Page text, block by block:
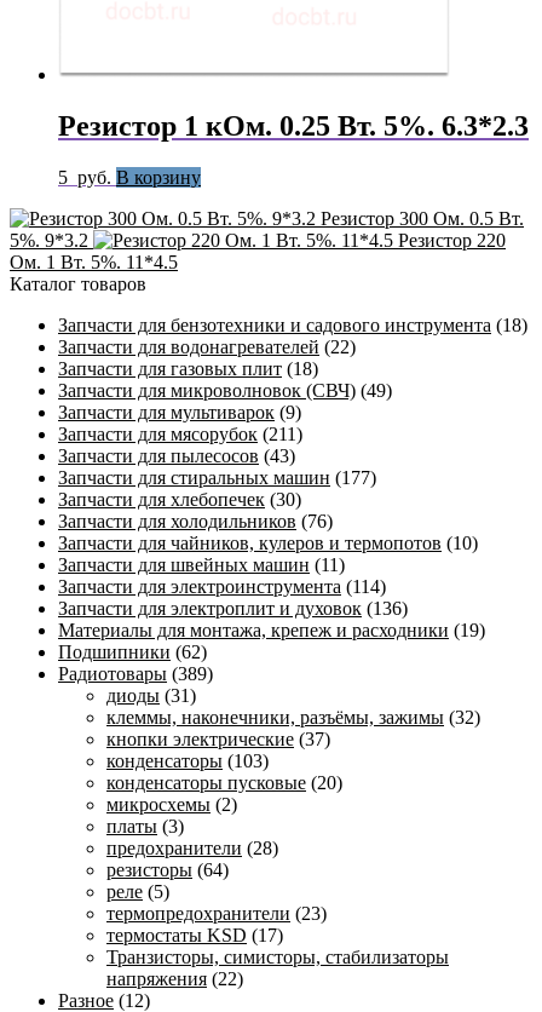
Резистор 1 кОм. 0.25 Вт. 5%. 6.3*2.3
5 руб. В корзину
Резистор 300 Ом. 0.5 Вт.
5%. 9*3.2
Резистор 220
Ом. 1 Вт. 5%. 11*4.5
Каталог товаров
Запчасти для бензотехники и садового инструмента (18)
Запчасти для водонагревателей (22)
Запчасти для газовых плит (18)
Запчасти для микроволновок (СВЧ) (49)
Запчасти для мультиварок (9)
Запчасти для мясорубок (211)
Запчасти для пылесосов (43)
Запчасти для стиральных машин (177)
Запчасти для хлебопечек (30)
Запчасти для холодильников (76)
Запчасти для чайников, кулеров и термопотов (10)
Запчасти для швейных машин (11)
Запчасти для электроинструмента (114)
Запчасти для электроплит и духовок (136)
Материалы для монтажа, крепеж и расходники (19)
Подшипники (62)
Радиотовары (389)
диоды (31)
клеммы, наконечники, разъёмы, зажимы (32)
кнопки электрические (37)
конденсаторы (103)
конденсаторы пусковые (20)
микросхемы (2)
платы (3)
предохранители (28)
резисторы (64)
реле (5)
термопредохранители (23)
термостаты KSD (17)
Транзисторы, симисторы, стабилизаторы
напряжения (22)
Разное (12)